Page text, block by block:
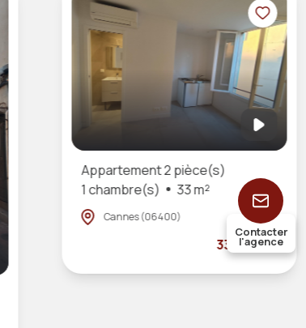
Appartement 2 pièce(s)
1 chambre(s)
33 m²
Cannes (06400)
330 000 €
Contacter
l'agence